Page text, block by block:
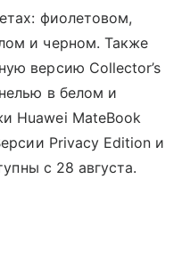
фиолетовом,
и черном. Также
версию Collector’s
в белом и
Huawei MateBook
Privacy Edition и
с 28 августа.